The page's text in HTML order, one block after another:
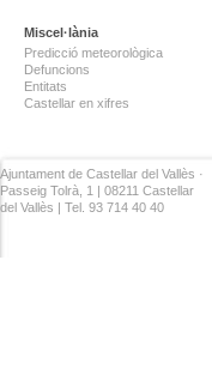
Miscel·lània
Predicció meteorològica
Defuncions
Entitats
Castellar en xifres
Ajuntament de Castellar del Vallès ·
Passeig Tolrà, 1 | 08211 Castellar
del Vallès | Tel. 93 714 40 40